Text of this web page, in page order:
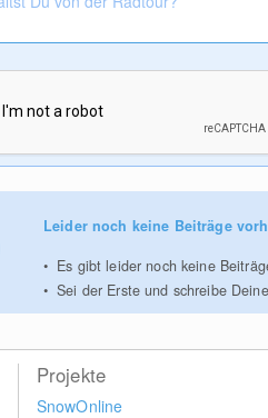
Leider noch keine Beiträge
Es gibt leider noch keine
Sei der Erste und schreibe
Projekte
SnowOnline